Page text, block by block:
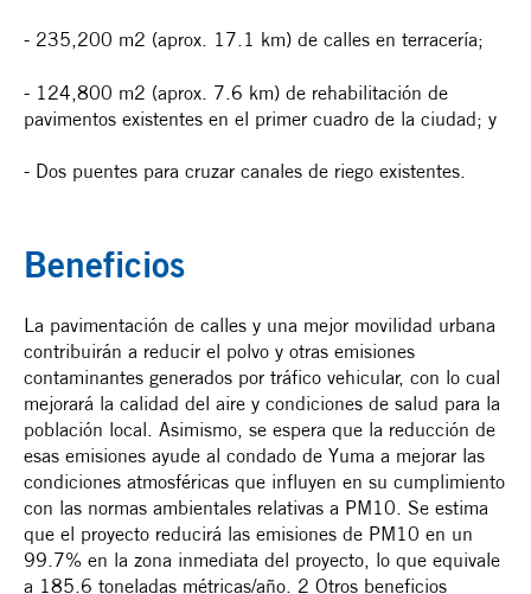
- 235,200 m2 (aprox. 17.1 km) de calles en terracería;
- 124,800 m2 (aprox. 7.6 km) de rehabilitación de
pavimentos existentes en el primer cuadro de la ciudad; y
- Dos puentes para cruzar canales de riego existentes.
Beneficios
La pavimentación de calles y una mejor movilidad urbana
contribuirán a reducir el polvo y otras emisiones
contaminantes generados por tráfico vehicular, con lo cual
mejorará la calidad del aire y condiciones de salud para la
población local. Asimismo, se espera que la reducción de
esas emisiones ayude al condado de Yuma a mejorar las
condiciones atmosféricas que influyen en su cumplimiento
con las normas ambientales relativas a PM10. Se estima
que el proyecto reducirá las emisiones de PM10 en un
99.7% en la zona inmediata del proyecto, lo que equivale
a 185.6 toneladas métricas/año. 2 Otros beneficios